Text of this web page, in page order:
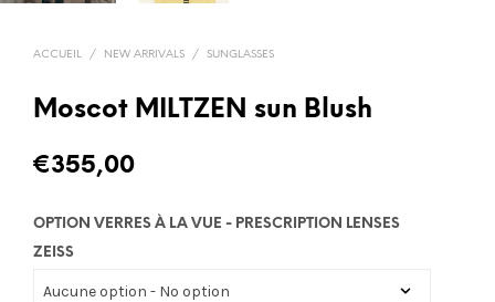
ACCUEIL / NEW ARRIVALS / SUNGLASSES
Moscot MILTZEN sun Blush
€355,00
OPTION VERRES À LA VUE - PRESCRIPTION LENSES
ZEISS